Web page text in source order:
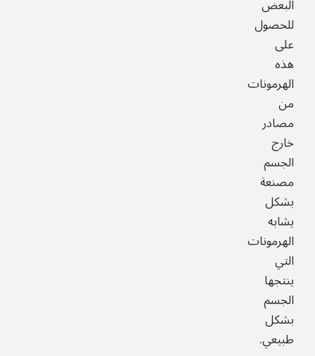
البعض
للحصول
على
هذه
الهرمونات
من
مصادر
خارج
الجسم
مصنعة
بشكل
يشابه
الهرمونات
التي
ينتجها
الجسم
بشكل
طبيعي.